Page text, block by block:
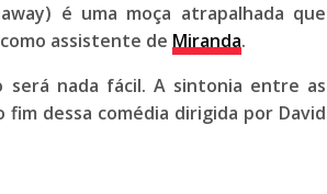
) é uma moça atrapalhada que
assistente de Miranda.
será nada fácil. A sintonia entre as
dessa comédia dirigida por David